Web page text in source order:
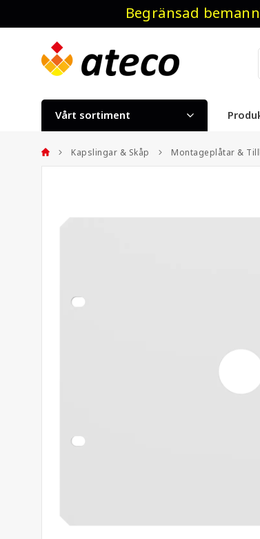
Begränsad
Vårt sortiment
Kapslingar & Skåp Montageplåtar &